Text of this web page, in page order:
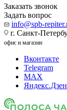
Заказать звонок
Задать вопрос
info@spb-
г. Санкт-
офис и магазин
Вконтакте
Telegram
MAX
Яндекс.Дзен